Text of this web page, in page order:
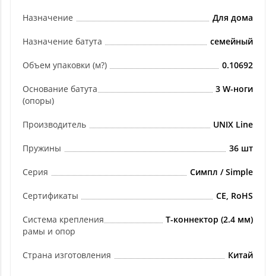
Назначение Для дома
Назначение батута семейный
Объем упаковки (м?) 0.10692
Основание батута
(опоры)
3 W-ноги
Производитель UNIX Line
Пружины 36 шт
Серия Симпл / Simple
Сертификаты CE, RoHS
Система крепления
рамы и опор
T-коннектор (2.4 мм)
Страна изготовления Китай